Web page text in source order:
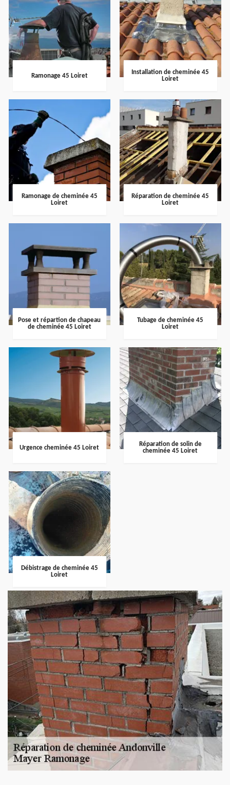
Ramonage 45 Loiret
Installation de cheminée 45
Loiret
Ramonage de cheminée 45
Loiret
Réparation de cheminée 45
Loiret
Pose et répartion de chapeau
de cheminée 45 Loiret
Tubage de cheminée 45
Loiret
Urgence cheminée 45 Loiret
Réparation de solin de
cheminée 45 Loiret
Débistrage de cheminée 45
Loiret